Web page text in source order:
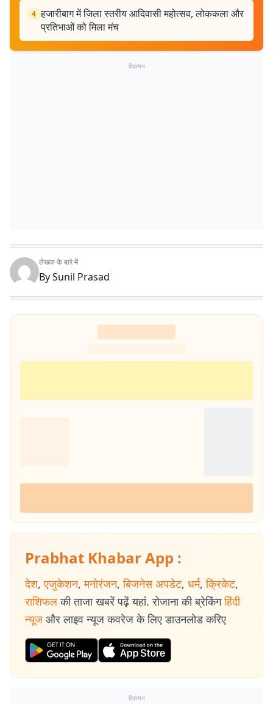
4 हजारीबाग में जिला स्तरीय आदिवासी महोत्सव, लोककला और
प्रतिभाओं को मिला मंच
विज्ञापन
लेखक के बारे में
BySunil Prasad
Prabhat Khabar App :
देश, एजुकेशन, मनोरंजन, बिजनेस अपडेट, धर्म, क्रिकेट,
राशिफल की ताजा खबरें पढ़ें यहां. रोजाना की ब्रेकिंग हिंदी
न्यूज और लाइव न्यूज कवरेज के लिए डाउनलोड करिए
विज्ञापन